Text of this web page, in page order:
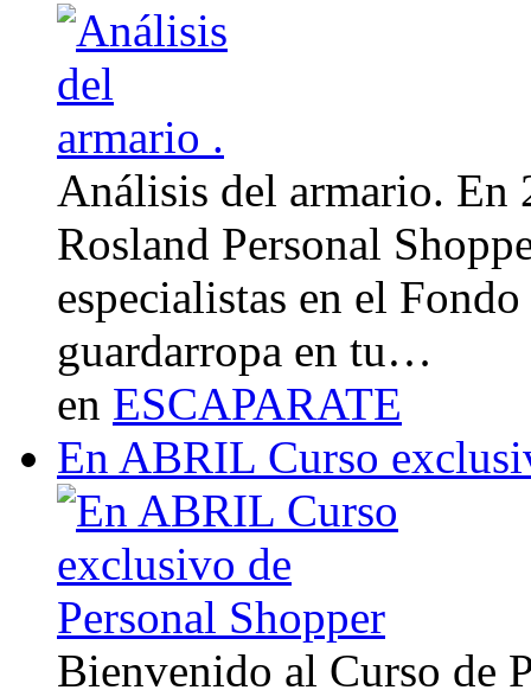
Análisis del armario. En
Rosland Personal
especialistas en el
guardarropa en tu…
en ESCAPARATE
En ABRIL Curso
Bienvenido al Curso de